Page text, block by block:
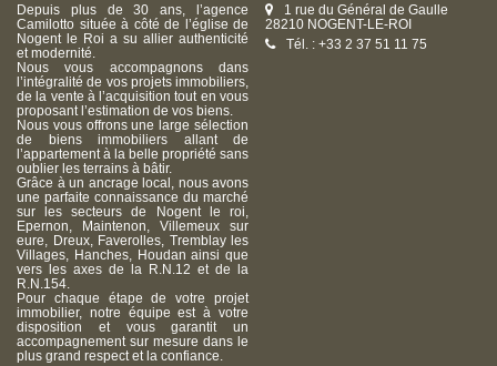
Depuis plus de 30 ans, l’agence
Camilotto située à côté de l’église de
Nogent le Roi a su allier authenticité
et modernité.
Nous vous accompagnons dans
l’intégralité de vos projets immobiliers,
de la vente à l’acquisition tout en vous
proposant l’estimation de vos biens.
Nous vous offrons une large sélection
de biens immobiliers allant de
l’appartement à la belle propriété sans
oublier les terrains à bâtir.
Grâce à un ancrage local, nous avons
une parfaite connaissance du marché
sur les secteurs de Nogent le roi,
Epernon, Maintenon, Villemeux sur
eure, Dreux, Faverolles, Tremblay les
Villages, Hanches, Houdan ainsi que
vers les axes de la R.N.12 et de la
R.N.154.
Pour chaque étape de votre projet
immobilier, notre équipe est à votre
disposition et vous garantit un
accompagnement sur mesure dans le
plus grand respect et la confiance.
1 rue du Général de Gaulle
28210 NOGENT-LE-ROI
Tél. : +33 2 37 51 11 75